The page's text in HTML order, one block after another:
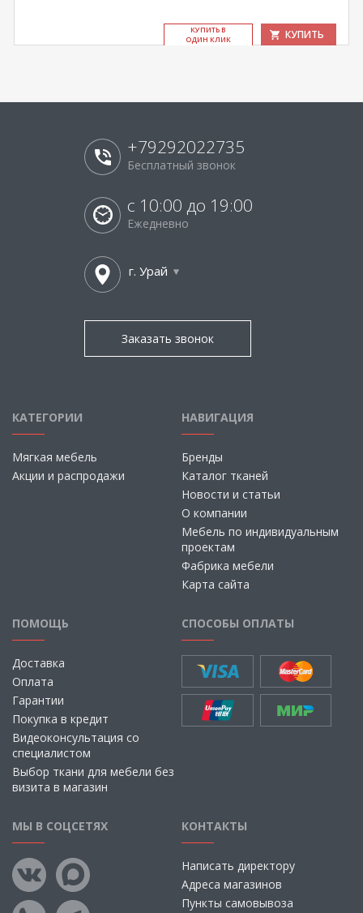
КУ­ПИТЬ В
ОДИН КЛИК
КУПИТЬ
+79292022735
Бесплатный звонок
с 10:00 до 19:00
Ежедневно
г. Урай
Заказать звонок
КАТЕГОРИИ
Мягкая мебель
Акции и распродажи
НАВИГАЦИЯ
Бренды
Каталог тканей
Новости и статьи
О компании
Мебель по индивидуальным
проектам
Фабрика мебели
Карта сайта
ПОМОЩЬ
Доставка
Оплата
Гарантии
Покупка в кредит
Видеоконсультация со
специалистом
Выбор ткани для мебели без
визита в магазин
СПОСОБЫ ОПЛАТЫ
МЫ В СОЦСЕТЯХ КОНТАКТЫ
Написать директору
Адреса магазинов
Пункты самовывоза